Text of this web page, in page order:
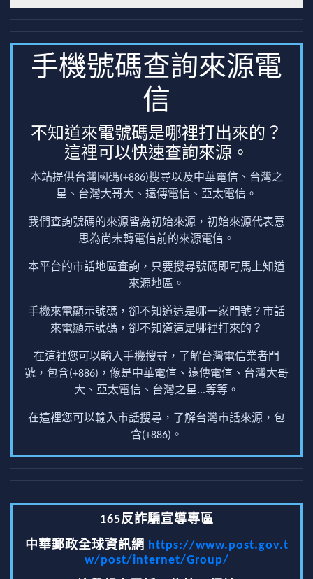
手機號碼查詢來源電
信
不知道來電號碼是哪裡打出來的？
這裡可以快速查詢來源。
本站提供台灣國碼(+886)搜尋以及中華電信、台灣之
星、台灣大哥大、遠傳電信、亞太電信。
我們查詢號碼的來源皆為初始來源，初始來源代表意
思為尚未轉電信前的來源電信。
本平台的市話地區查詢，只要搜尋號碼即可馬上知道
來源地區。
手機來電顯示號碼，卻不知道這是哪一家門號？市話
來電顯示號碼，卻不知道這是哪裡打來的？
在這裡您可以輸入手機搜尋，了解台灣電信業者門
號，包含(+886)，像是中華電信、遠傳電信、台灣大哥
大、亞太電信、台灣之星...等等。
在這裡您可以輸入市話搜尋，了解台灣市話來源，包
含(+886)。
165反詐騙宣導專區
中華郵政全球資訊網 https://www.post.gov.t
w/post/internet/Group/